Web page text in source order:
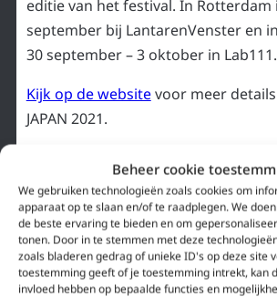
Beheer cookie
We gebruiken technologieën zoals cookies om
apparaat op te slaan en/of te raadplegen. We
de beste ervaring te bieden en om
tonen. Door in te stemmen met deze
zoals bladeren gedrag of unieke ID's op deze site
toestemming geeft of je toestemming intrekt, kan
invloed hebben op bepaalde functies en
editie van het festival. In Rotterdam
september bij LantarenVenster en
30 september – 3 oktober in Lab111.
Kijk op de websitevoor meer details
JAPAN 2021.